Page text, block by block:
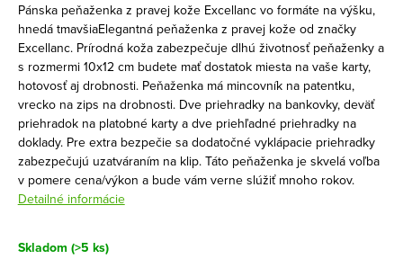
Pánska peňaženka z pravej kože Excellanc vo formáte na výšku,
hnedá tmavšiaElegantná peňaženka z pravej kože od značky
Excellanc. Prírodná koža zabezpečuje dlhú životnosť peňaženky a
s rozmermi 10x12 cm budete mať dostatok miesta na vaše karty,
hotovosť aj drobnosti. Peňaženka má mincovník na patentku,
vrecko na zips na drobnosti. Dve priehradky na bankovky, deväť
priehradok na platobné karty a dve priehľadné priehradky na
doklady. Pre extra bezpečie sa dodatočné vyklápacie priehradky
zabezpečujú uzatváraním na klip. Táto peňaženka je skvelá voľba
v pomere cena/výkon a bude vám verne slúžiť mnoho rokov.
Detailné informácie
Skladom (>5 ks)